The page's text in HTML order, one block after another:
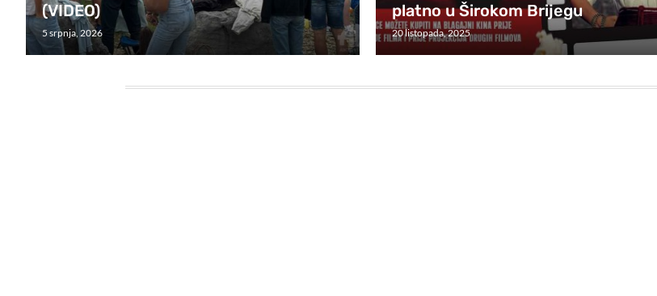
(VIDEO)
5 srpnja, 2026
platno u Širokom Brijegu
20 listopada, 2025